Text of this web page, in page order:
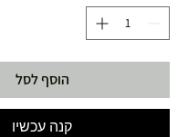
הוסף לסל
קנה עכשיו